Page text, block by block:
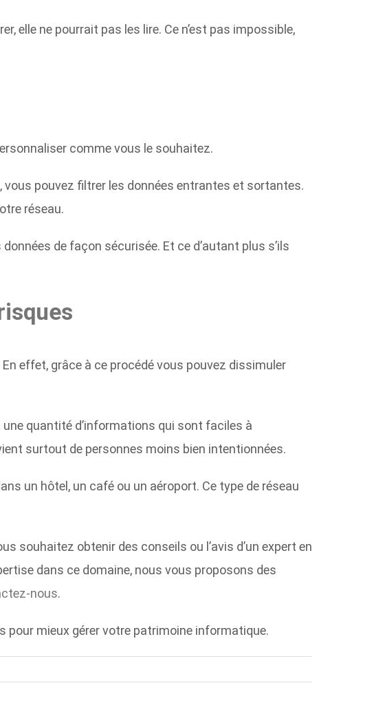
elle ne pourrait pas les lire. Ce n’est pas impossible,
comme vous le souhaitez.
vous pouvez filtrer les données entrantes et sortantes.
réseau.
de façon sécurisée. Et ce d’autant plus s’ils
effet, grâce à ce procédé vous pouvez dissimuler
quantité d’informations qui sont faciles à
surtout de personnes moins bien intentionnées.
un hôtel, un café ou un aéroport. Ce type de réseau
souhaitez obtenir des conseils ou l’avis d’un expert en
dans ce domaine, nous vous proposons des
nous.
pour mieux gérer votre patrimoine informatique.